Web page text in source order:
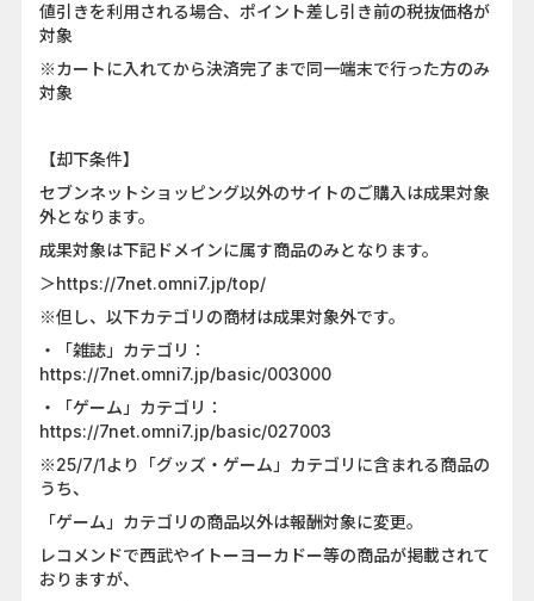
値引きを利用される場合、ポイント差し引き前の税抜価格が
対象
※カートに入れてから決済完了まで同一端末で行った方のみ
対象
【却下条件】
セブンネットショッピング以外のサイトのご購入は成果対象
外となります。
成果対象は下記ドメインに属す商品のみとなります。
＞https://7net.omni7.jp/top/
※但し、以下カテゴリの商材は成果対象外です。
・「雑誌」カテゴリ：
https://7net.omni7.jp/basic/003000
・「ゲーム」カテゴリ：
https://7net.omni7.jp/basic/027003
※25/7/1より「グッズ・ゲーム」カテゴリに含まれる商品の
うち、
「ゲーム」カテゴリの商品以外は報酬対象に変更。
レコメンドで西武やイトーヨーカドー等の商品が掲載されて
おりますが、